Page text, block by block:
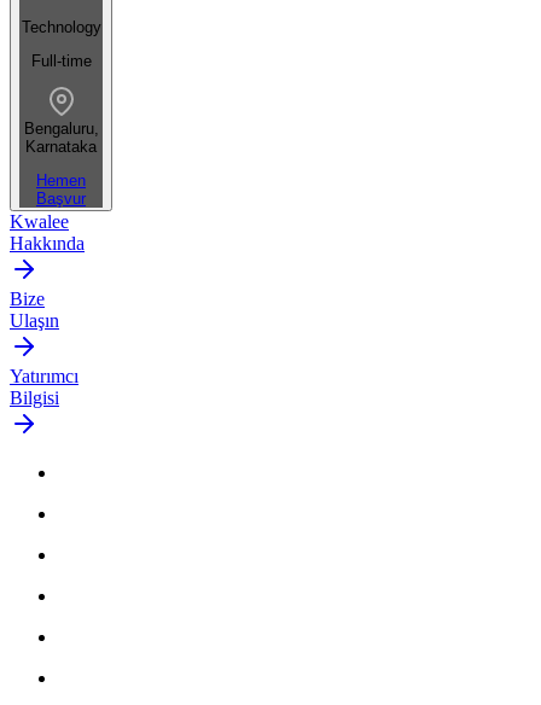
Technology
Full-time
Bengaluru,
Karnataka
Hemen
Başvur
Kwalee
Hakkında
Bize
Ulaşın
Yatırımcı
Bilgisi